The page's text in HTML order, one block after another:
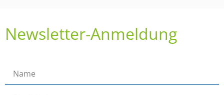
Newsletter-Anmeldung